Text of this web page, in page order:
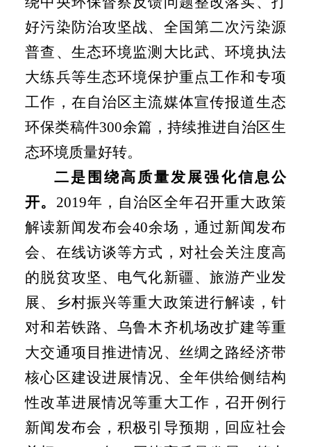
好污染防治攻坚战、全国第二次污染源
普查、生态环境监测大比武、环境执法
大练兵等生态环境保护重点工作和专项
工作，在自治区主流媒体宣传报道生态
环保类稿件300余篇，持续推进自治区生
态环境质量好转。
二是 围绕高质量发展强化信息公
开。 2019年，自治区全年召开重大政策
解读新闻发布会40余场，通过新闻发布
会、在线访谈等方式，对社会关注度高
的脱贫攻坚、电气化新疆、旅游产业发
展、乡村振兴等重大政策进行解读，针
对和若铁路、乌鲁木齐机场改扩建等重
大交通项目推进情况、丝绸之路经济带
核心区建设进展情况、全年供给侧结构
性改革进展情况等重大工作，召开例行
新闻发布会，积极引导预期，回应社会